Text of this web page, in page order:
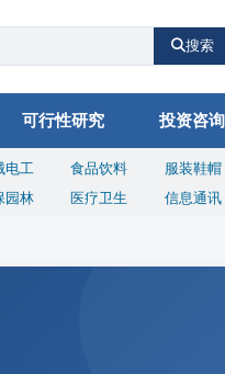
搜索
可行性研究 投资咨询
电工 食品饮料 服装鞋帽
园林 医疗卫生 信息通讯